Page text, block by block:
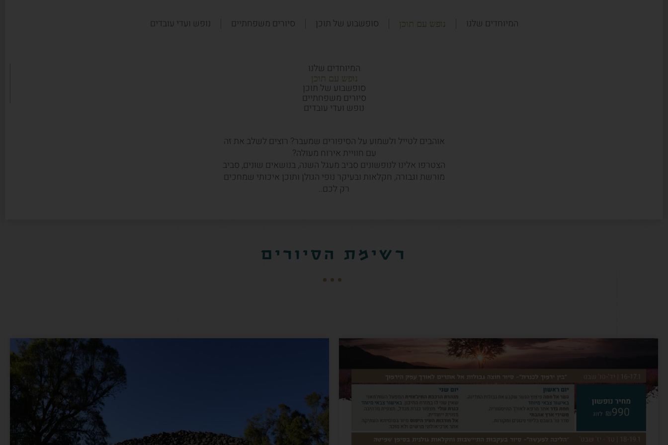
המיוחדים שלנו נופש עם תוכן סופשבוע של תוכן סיורים משפחתיים נופש ועדי עובדים
המיוחדים שלנו
נופש עם תוכן
סופשבוע של תוכן
סיורים משפחתיים
נופש ועדי עובדים
אוהבים לטייל ולשמוע על הסיפורים שמעבר? רוצים לשלב את זה
עם חוויית אירוח מעולה?
הצטרפו אלינו לנופשונים סביב מעגל השנה, בנושאים שונים, סביב
מורשת וגבורה, חקלאות ובעיקר נופי הגולן ותוכן איכותי שמחכים
רק לכם..
רשימת הסיורים